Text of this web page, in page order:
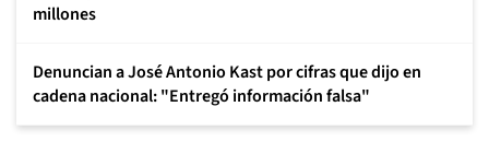
millones
Denuncian a José Antonio Kast por cifras que dijo en
cadena nacional: "Entregó información falsa"